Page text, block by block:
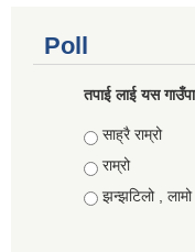
Poll
तपाई लाई यस
Choices
साह्रै राम्रो
राम्रो
झन्झटिलो , लामो